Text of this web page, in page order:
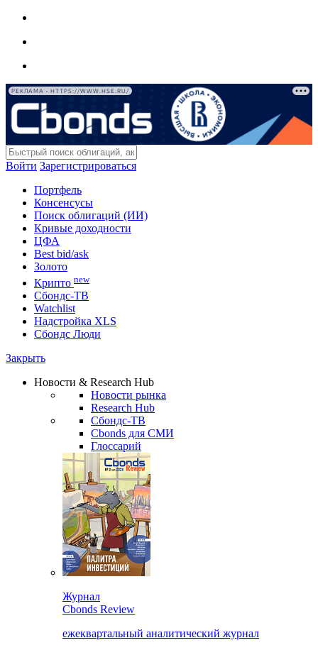
РЕКЛАМА • HTTPS://WWW.HSE.RU/
Войти Зарегистрироваться
Портфель
Консенсусы
Поиск облигаций (ИИ)
Кривые доходности
ЦФА
Best bid/ask
Золото
Крипто new
Сбондс-ТВ
Watchlist
Надстройка XLS
Сбондс Люди
Закрыть
Новости & Research Hub
Новости рынка
Research Hub
Сбондс-ТВ
Cbonds для СМИ
Глоссарий
Журнал
Cbonds Review
ежеквартальный аналитический журнал